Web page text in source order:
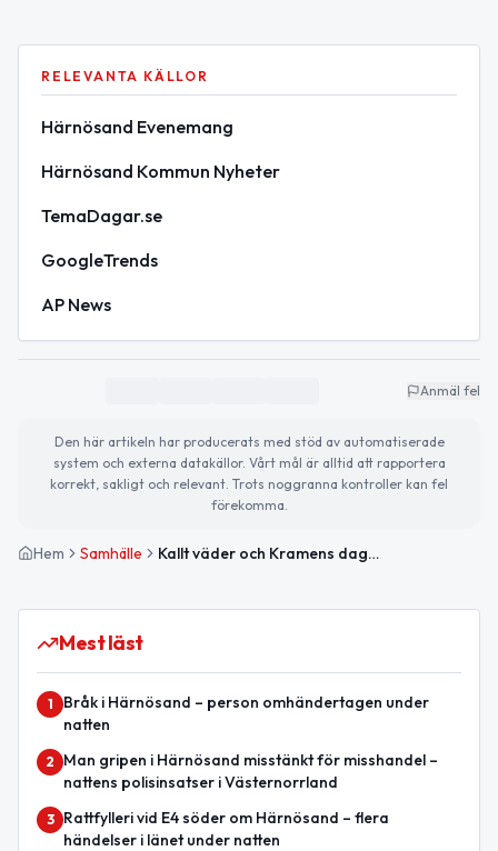
RELEVANTA KÄLLOR
Härnösand Evenemang
Härnösand Kommun Nyheter
TemaDagar.se
GoogleTrends
AP News
Anmäl fel
Den här artikeln har producerats med stöd av automatiserade
system och externa datakällor. Vårt mål är alltid att rapportera
korrekt, sakligt och relevant. Trots noggranna kontroller kan fel
förekomma.
Hem Samhälle Kallt väder och Kramens dag – planera för kommande evenemang i Härnösand
Mest läst
1
Bråk i Härnösand – person omhändertagen under
natten
2
Man gripen i Härnösand misstänkt för misshandel –
nattens polisinsatser i Västernorrland
3
Rattfylleri vid E4 söder om Härnösand – flera
händelser i länet under natten